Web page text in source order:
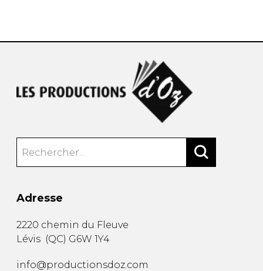
Adresse
2220 chemin du Fleuve
Lévis (QC) G6W 1Y4
info@productionsdoz.com